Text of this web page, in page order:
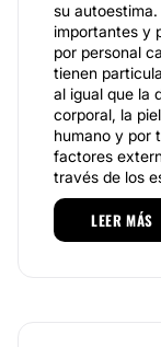
su
importantes y
por personal
tienen
al igual que la
corporal, la
humano y por
factores
través de los
Especialidades
LEER MÁS